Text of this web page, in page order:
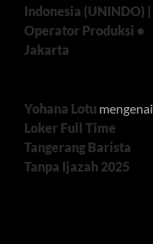
Indonesia (UNINDO) |
Operator Produksi •
Jakarta
Yohana Lotu mengenai
Loker Full Time
Tangerang Barista
Tanpa Ijazah 2025